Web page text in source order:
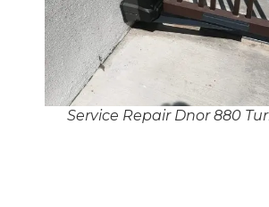
Service Repair Dnor 880